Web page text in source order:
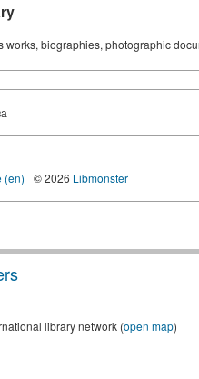
biographies, photographic
(en) © 2026 Libmonster
library network (open map)